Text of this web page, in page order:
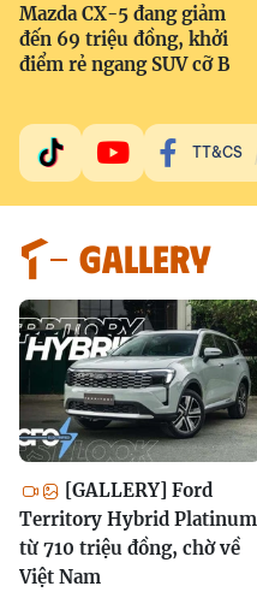
Mazda CX-5 đang giảm
đến 69 triệu đồng, khởi
điểm rẻ ngang SUV cỡ B
TT&CS
GALLERY
[GALLERY] Ford
Territory Hybrid Platinum
từ 710 triệu đồng, chờ về
Việt Nam